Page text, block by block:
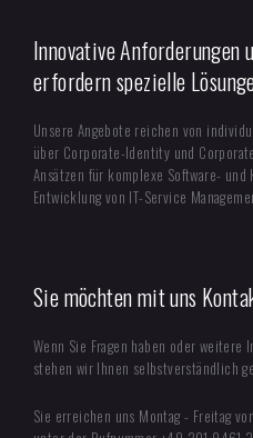
Innovative Anforderungen
erfordern spezielle
Unsere Angebote reichen von
über Corporate-Identity und
Ansätzen für komplexe Software-
Entwicklung von IT-Service
Sie möchten mit uns
Wenn Sie Fragen haben oder weitere
stehen wir Ihnen selbstverständlich
Sie erreichen uns Montag - Freitag